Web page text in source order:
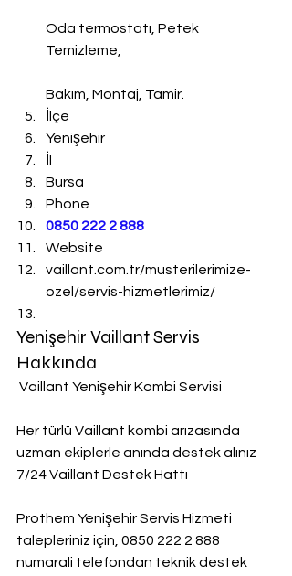
Oda termostatı, Petek
Temizleme,
Bakım, Montaj, Tamir.
İlçe
Yenişehir
Bursa
Phone
0850 222 2 888
Website
vaillant.com.tr/musterilerimize-
ozel/servis-hizmetlerimiz/
Yenişehir Vaillant Servis
Hakkında
Vaillant Yenişehir Kombi Servisi
Her türlü Vaillant kombi arızasında
uzman ekiplerle anında destek alınız
7/24 Vaillant Destek Hattı
Prothem Yenişehir Servis Hizmeti
talepleriniz için, 0850 222 2 888
numarali telefondan teknik destek